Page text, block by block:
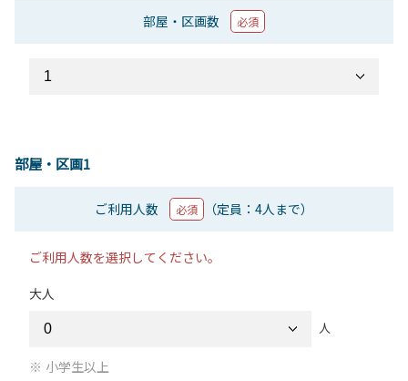
部屋・区画数 必須
部屋・区画1
ご利用人数 必須 （定員：4人まで）
ご利用人数を選択してください。
大人
人
小学生以上